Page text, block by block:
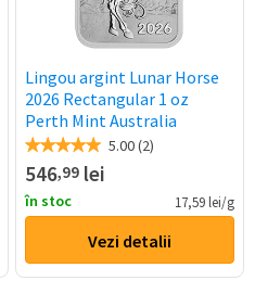
Lingou argint Lunar Horse
2026 Rectangular 1 oz
Perth Mint Australia
5.00 (2)
546,99lei
în stoc 17,59 lei/g
Vezi detalii